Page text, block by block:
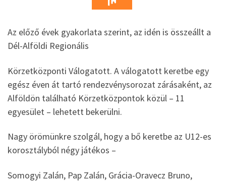
Az előző évek gyakorlata szerint, az idén is összeállt a
Dél-Alföldi Regionális
Körzetközponti Válogatott. A válogatott keretbe egy
egész éven át tartó rendezvénysorozat zárásaként, az
Alföldön található Körzetközpontok közül – 11
egyesület – lehetett bekerülni.
Nagy örömünkre szolgál, hogy a bő keretbe az U12-es
korosztályból négy játékos –
Somogyi Zalán, Pap Zalán, Grácia-Oravecz Bruno,